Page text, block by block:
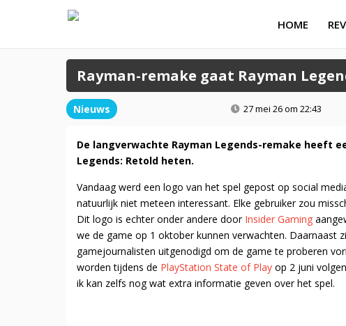
HOME
Rayman-remake gaat Rayman
Nieuws 27 mei 26 om 22:43
De langverwachte Rayman Legends-remake heeft
Legends: Retold heten.
Vandaag werd een logo van het spel gepost op social
natuurlijk niet meteen interessant. Elke gebruiker zou
Dit logo is echter onder andere door Insider Gaming
we de game op 1 oktober kunnen verwachten. Daarnaast
gamejournalisten uitgenodigd om de game te proberen
worden tijdens de PlayStation State of Playop 2 juni
ik kan zelfs nog wat extra informatie geven over het spel.